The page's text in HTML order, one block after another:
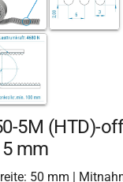
5M (HTD)-
mm
50 mm |